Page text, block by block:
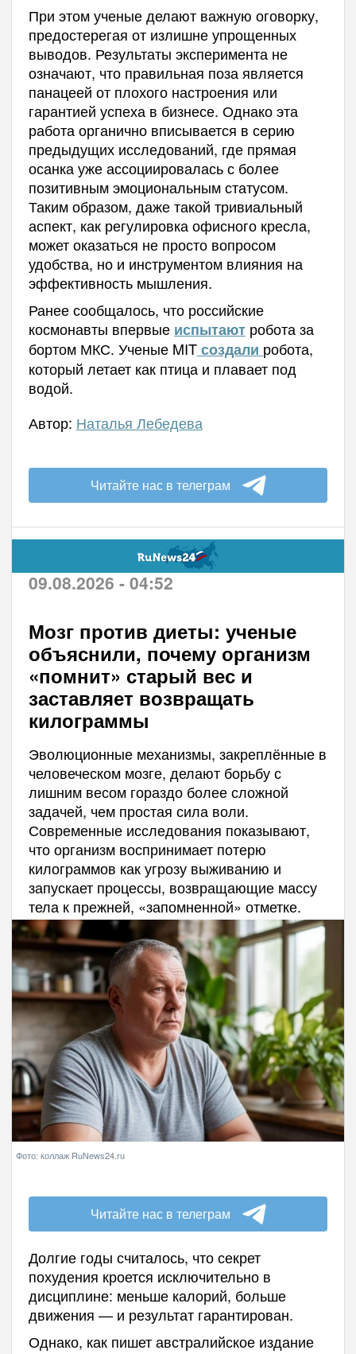
При этом ученые делают важную оговорку,
предостерегая от излишне упрощенных
выводов. Результаты эксперимента не
означают, что правильная поза является
панацеей от плохого настроения или
гарантией успеха в бизнесе. Однако эта
работа органично вписывается в серию
предыдущих исследований, где прямая
осанка уже ассоциировалась с более
позитивным эмоциональным статусом.
Таким образом, даже такой тривиальный
аспект, как регулировка офисного кресла,
может оказаться не просто вопросом
удобства, но и инструментом влияния на
эффективность мышления.
Ранее сообщалось, что российские
космонавты впервые испытают робота за
бортом МКС. Ученые MITсоздали робота,
который летает как птица и плавает под
водой.
Автор: Наталья Лебедева
Читайте нас в телеграм
09.08.2026 - 04:52
Мозг против диеты: ученые
объяснили, почему организм
«помнит» старый вес и
заставляет возвращать
килограммы
Эволюционные механизмы, закреплённые в
человеческом мозге, делают борьбу с
лишним весом гораздо более сложной
задачей, чем простая сила воли.
Современные исследования показывают,
что организм воспринимает потерю
килограммов как угрозу выживанию и
запускает процессы, возвращающие массу
тела к прежней, «запомненной» отметке.
Фото: коллаж RuNews24.ru
Читайте нас в телеграм
Долгие годы считалось, что секрет
похудения кроется исключительно в
дисциплине: меньше калорий, больше
движения — и результат гарантирован.
Однако, как пишет австралийское издание